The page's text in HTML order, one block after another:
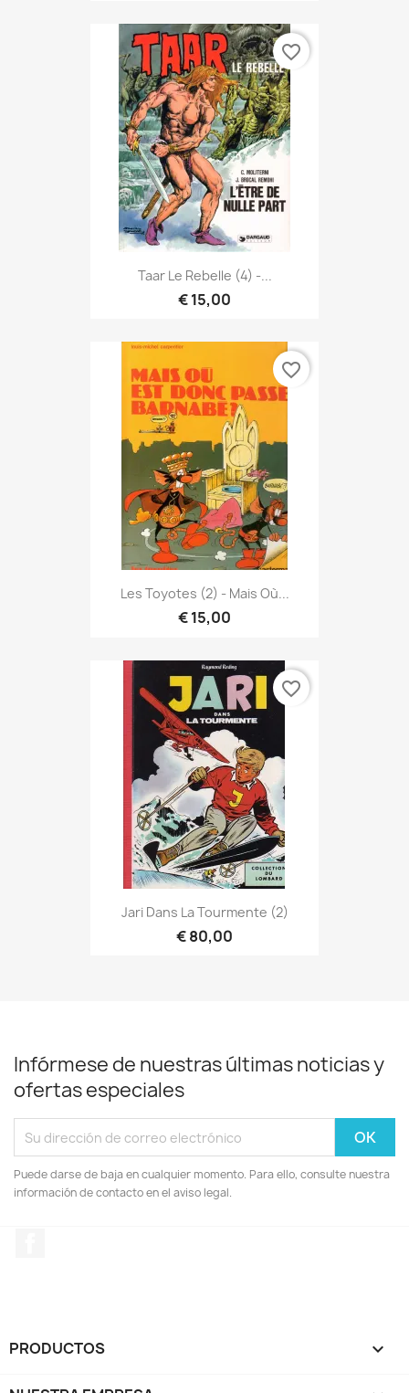
Taar Le Rebelle (4) -...
€ 15,00
favorite_border
Les Toyotes (2) - Mais Où...
€ 15,00
favorite_border
Jari Dans La Tourmente (2)
€ 80,00
favorite_border
Infórmese de nuestras últimas noticias y
ofertas especiales
Puede darse de baja en cualquier momento. Para ello, consulte nuestra
información de contacto en el aviso legal.
PRODUCTOS 